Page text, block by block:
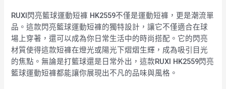
RUXI閃亮籃球運動短褲 HK2559不僅是運動短褲，更是潮流單
品。這款閃亮籃球運動短褲的獨特設計，讓它不僅適合在球
場上穿著，還可以成為你日常生活中的時尚搭配。它的閃亮
材質使得這款短褲在燈光或陽光下熠熠生輝，成為吸引目光
的焦點。無論是打籃球還是日常外出，這款RUXI HK2559閃亮
籃球運動短褲都能讓你展現出不凡的品味與風格。